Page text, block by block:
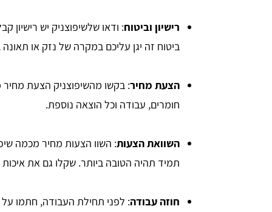
רישיון וביטוח: ודאו שלשיפוצניק יש רישיון
ביטוח זה יגן עליכם במקרה של נזק או
הצעת מחיר: בקשו מהשיפוצניק הצעת מחיר
חומרים, עבודה וכל הוצאה נוספת.
השוואת הצעות: השוו הצעות מחיר מכמה
תמיד תהיה הטובה ביותר. שקלו גם את איכות
חוזה עבודה: לפני תחילת העבודה, חתמו על